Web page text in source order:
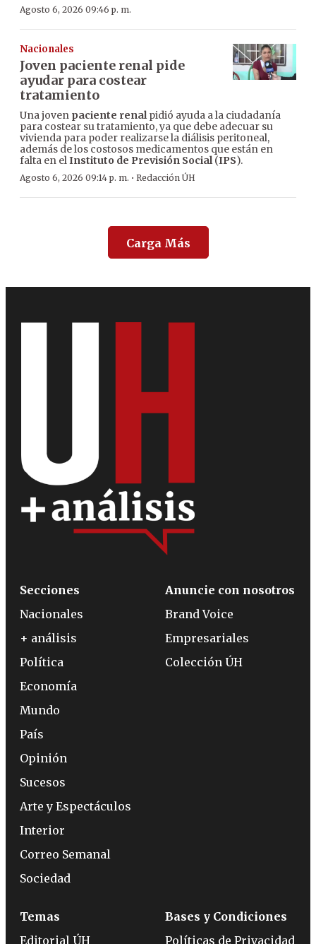
Agosto 6, 2026 09:46 p. m.
Nacionales
Joven paciente renal pide
ayudar para costear
tratamiento
Una joven paciente renalpidió ayuda a la ciudadanía
para costear su tratamiento, ya que debe adecuar su
vivienda para poder realizarse la diálisis peritoneal,
además de los costosos medicamentos que están en
falta en elInstituto de Previsión Social(IPS).
Agosto 6, 2026 09:14 p. m. · Redacción ÚH
Carga Más
Secciones
Nacionales
+ análisis
Política
Economía
Mundo
País
Opinión
Sucesos
Arte y Espectáculos
Interior
Correo Semanal
Sociedad
Anuncie con nosotros
Brand Voice
Empresariales
Colección ÚH
Temas
Editorial ÚH
Bases y Condiciones
Políticas de Privacidad